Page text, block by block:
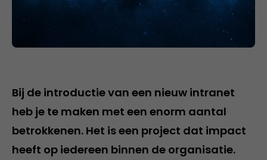
Bij de introductie van een nieuw intranet
heb je te maken met een enorm aantal
betrokkenen. Het is een project dat impact
heeft op iedereen binnen de organisatie.